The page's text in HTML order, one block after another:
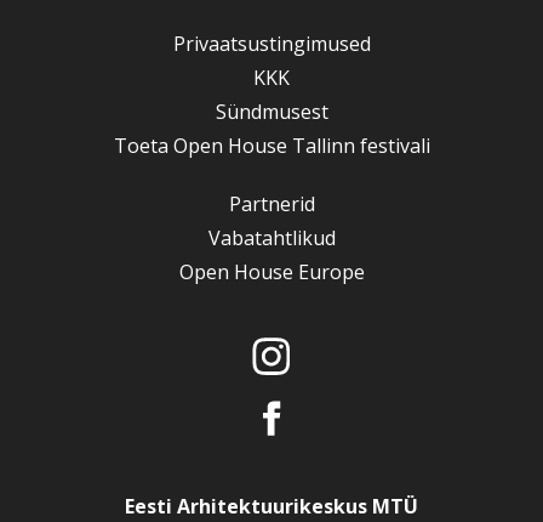
Privaatsustingimused
KKK
Sündmusest
Toeta Open House Tallinn festivali
Partnerid
Vabatahtlikud
Open House Europe
Eesti Arhitektuurikeskus MTÜ